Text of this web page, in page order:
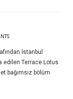
İstanbul
edilen Terrace Lotus
bağımsız bölüm